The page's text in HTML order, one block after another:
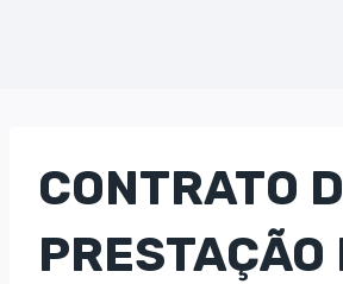
CONTRATO
PRESTAÇÃO